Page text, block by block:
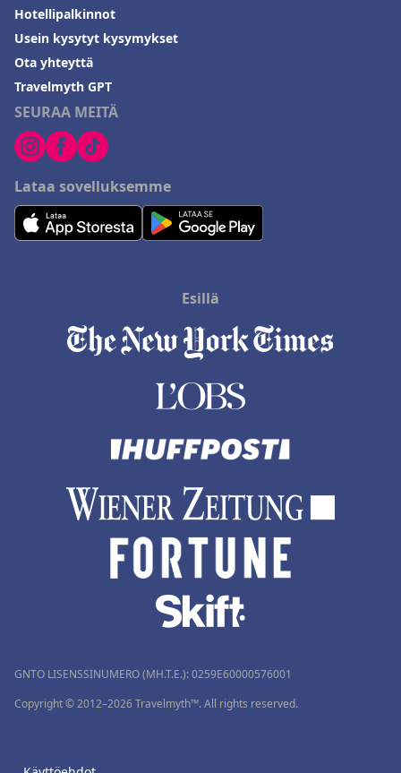
SEURAA MEITÄ
Lataa sovelluksemme
Hotellipalkinnot
Usein kysytyt kysymykset
Ota yhteyttä
Travelmyth GPT
Esillä
GNTO LISENSSINUMERO (MH.T.E.): 0259Ε60000576001
Copyright © 2012–2026 Travelmyth™. All rights reserved.